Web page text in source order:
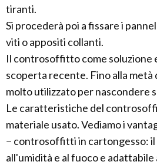
tiranti.
Si procederà poi a fissare i
viti o appositi collanti.
Il controsoffitto come soluzione
scoperta recente. Fino alla metà
molto utilizzato per nascondere
Le caratteristiche del
materiale usato. Vediamo i
− controsoffitti in cartongesso: il
all'umidità e al fuoco e adattabile